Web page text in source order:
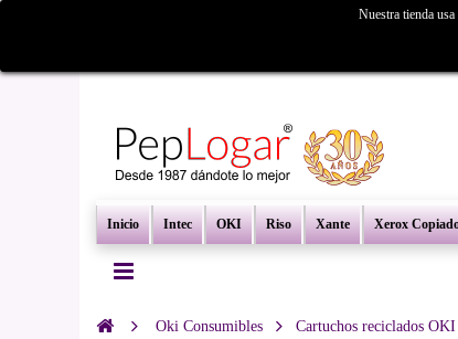
Inicio Intec OKI Riso Xante Xerox
Nuestra tienda
Oki Consumibles Cartuchos reciclados OKI